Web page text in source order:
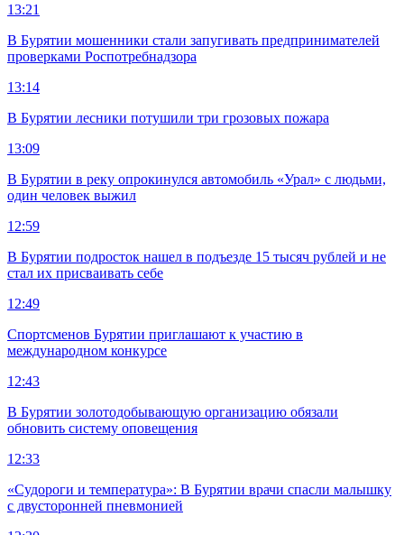
13:21
В Бурятии мошенники стали запугивать предпринимателей
проверками Роспотребнадзора
13:14
В Бурятии лесники потушили три грозовых пожара
13:09
В Бурятии в реку опрокинулся автомобиль «Урал» с людьми,
один человек выжил
12:59
В Бурятии подросток нашел в подъезде 15 тысяч рублей и не
стал их присваивать себе
12:49
Спортсменов Бурятии приглашают к участию в
международном конкурсе
12:43
В Бурятии золотодобывающую организацию обязали
обновить систему оповещения
12:33
«Судороги и температура»: В Бурятии врачи спасли малышку
с двусторонней пневмонией